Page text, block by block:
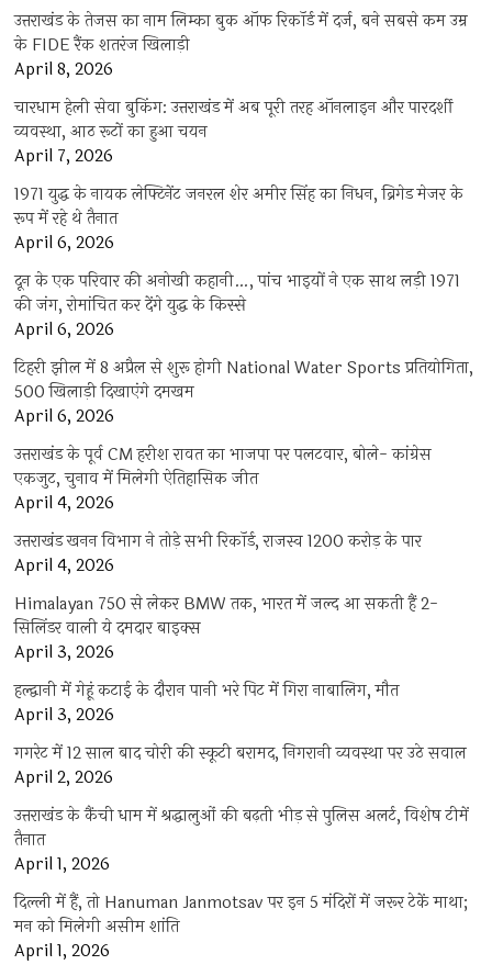
उत्तराखंड के तेजस का नाम लिम्का बुक ऑफ रिकॉर्ड में दर्ज, बने सबसे कम उम्र
के FIDE रैंक शतरंज खिलाड़ी
April 8, 2026
चारधाम हेली सेवा बुकिंग: उत्तराखंड में अब पूरी तरह ऑनलाइन और पारदर्शी
व्यवस्था, आठ रूटों का हुआ चयन
April 7, 2026
1971 युद्ध के नायक लेफ्टिनेंट जनरल शेर अमीर सिंह का निधन, ब्रिगेड मेजर के
रूप में रहे थे तैनात
April 6, 2026
दून के एक परिवार की अनोखी कहानी…, पांच भाइयों ने एक साथ लड़ी 1971
की जंग, रोमांचित कर देंगे युद्ध के किस्से
April 6, 2026
टिहरी झील में 8 अप्रैल से शुरू होगी National Water Sports प्रतियोगिता,
500 खिलाड़ी दिखाएंगे दमखम
April 6, 2026
उत्तराखंड के पूर्व CM हरीश रावत का भाजपा पर पलटवार, बोले- कांग्रेस
एकजुट, चुनाव में मिलेगी ऐतिहासिक जीत
April 4, 2026
उत्तराखंड खनन विभाग ने तोड़े सभी रिकॉर्ड, राजस्व 1200 करोड़ के पार
April 4, 2026
Himalayan 750 से लेकर BMW तक, भारत में जल्द आ सकती हैं 2-
सिलिंडर वाली ये दमदार बाइक्स
April 3, 2026
हल्द्वानी में गेहूं कटाई के दौरान पानी भरे पिट में गिरा नाबालिग, मौत
April 3, 2026
गगरेट में 12 साल बाद चोरी की स्कूटी बरामद, निगरानी व्यवस्था पर उठे सवाल
April 2, 2026
उत्तराखंड के कैंची धाम में श्रद्धालुओं की बढ़ती भीड़ से पुलिस अलर्ट, विशेष टीमें
तैनात
April 1, 2026
दिल्ली में हैं, तो Hanuman Janmotsav पर इन 5 मंदिरों में जरूर टेकें माथा;
मन को मिलेगी असीम शांति
April 1, 2026